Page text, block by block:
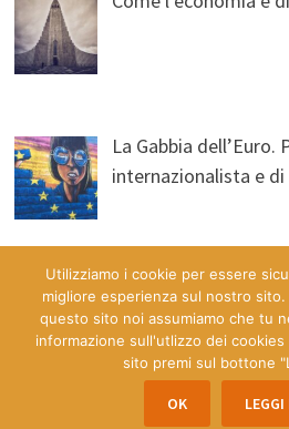
La Gabbia dell’Euro.
internazionalista e di
Copyright © 2026Economia &
WordPressand Bam.
Utilizziamo i cookie per essere
migliore esperienza sul nostro
questo sito noi assumiamo che tu
informazione sull'utlizzo dei
sito premi sul bottone
OK